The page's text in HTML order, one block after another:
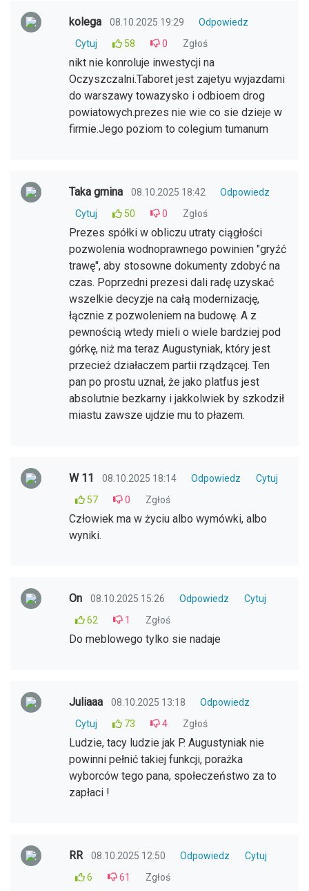
kolega 08.10.2025 19:29
Odpowiedz
Cytuj
58 0 Zgłoś
nikt nie konroluje inwestycji na
Oczyszczalni.Taboret jest zajetyu wyjazdami
do warszawy towazysko i odbioem drog
powiatowych.prezes nie wie co sie dzieje w
firmie.Jego poziom to colegium tumanum
Taka gmina 08.10.2025 18:42
Odpowiedz
Cytuj
50 0 Zgłoś
Prezes spółki w obliczu utraty ciągłości
pozwolenia wodnoprawnego powinien "gryźć
trawę", aby stosowne dokumenty zdobyć na
czas. Poprzedni prezesi dali radę uzyskać
wszelkie decyzje na całą modernizację,
łącznie z pozwoleniem na budowę. A z
pewnością wtedy mieli o wiele bardziej pod
górkę, niż ma teraz Augustyniak, który jest
przecież działaczem partii rządzącej. Ten
pan po prostu uznał, że jako platfus jest
absolutnie bezkarny i jakkolwiek by szkodził
miastu zawsze ujdzie mu to płazem.
W 11 08.10.2025 18:14 Odpowiedz
Cytuj
57
0 Zgłoś
Człowiek ma w życiu albo wymówki, albo
wyniki.
On 08.10.2025 15:26 Odpowiedz
Cytuj
62
1 Zgłoś
Do meblowego tylko sie nadaje
Juliaaa 08.10.2025 13:18
Odpowiedz
Cytuj
73 4 Zgłoś
Ludzie, tacy ludzie jak P. Augustyniak nie
powinni pełnić takiej funkcji, porażka
wyborców tego pana, społeczeństwo za to
zapłaci !
RR 08.10.2025 12:50 Odpowiedz
Cytuj
6
61 Zgłoś